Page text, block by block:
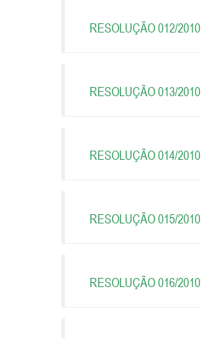
RESOLUÇÃO 012/2010
RESOLUÇÃO 013/2010
RESOLUÇÃO 014/2010
RESOLUÇÃO 015/2010
RESOLUÇÃO 016/2010